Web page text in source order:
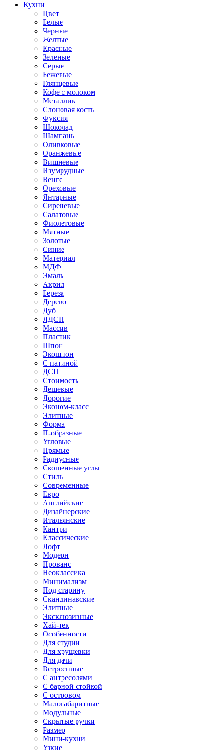
Кухни
Цвет
Белые
Черные
Желтые
Красные
Зеленые
Серые
Бежевые
Глянцевые
Кофе с молоком
Металлик
Слоновая кость
Фуксия
Шоколад
Шампань
Оливковые
Оранжевые
Вишневые
Изумрудные
Венге
Ореховые
Янтарные
Сиреневые
Салатовые
Фиолетовые
Мятные
Золотые
Синие
Материал
МДФ
Эмаль
Акрил
Береза
Дерево
Дуб
ЛДСП
Массив
Пластик
Шпон
Экошпон
С патиной
ДСП
Стоимость
Дешевые
Дорогие
Эконом-класс
Элитные
Форма
П-образные
Угловые
Прямые
Радиусные
Скошенные углы
Стиль
Современные
Евро
Английские
Дизайнерские
Итальянские
Кантри
Классические
Лофт
Модерн
Прованс
Неоклассика
Минимализм
Под старину
Скандинавские
Элитные
Эксклюзивные
Хай-тек
Особенности
Для студии
Для хрущевки
Для дачи
Встроенные
С антресолями
С барной стойкой
С островом
Малогабаритные
Модульные
Скрытые ручки
Размер
Мини-кухни
Узкие